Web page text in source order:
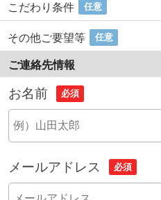
こだわり条件 任意
その他ご要望等 任意
ご連絡先情報
お名前 必須
メールアドレス 必須